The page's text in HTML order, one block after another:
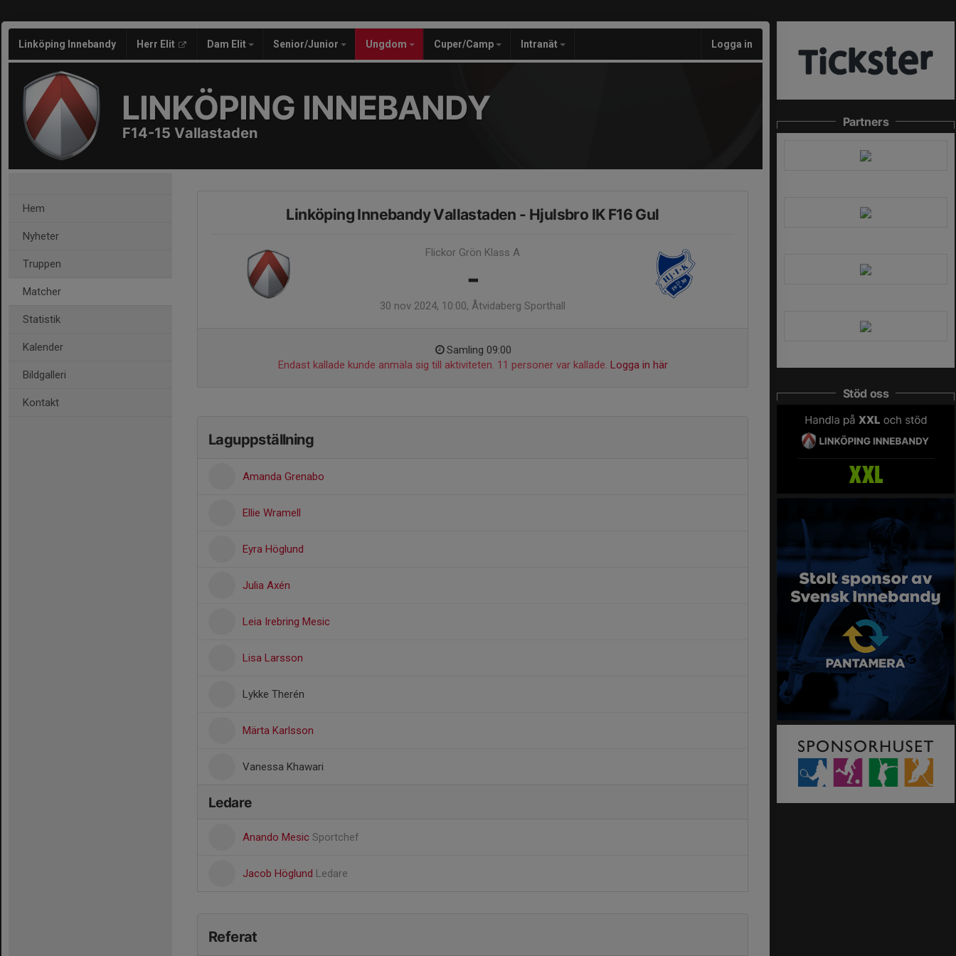
Linköping Innebandy Herr Elit Dam Elit Senior/Junior Ungdom Cuper/Camp Intranät Logga in
LINKÖPING INNEBANDY
F14-15 Vallastaden
Hem
Nyheter
Truppen
Matcher
Statistik
Kalender
Bildgalleri
Kontakt
Linköping Innebandy Vallastaden - Hjulsbro IK F16 Gul
Flickor Grön Klass A
-
30 nov 2024, 10:00, Åtvidaberg Sporthall
Samling 09:00
Endast kallade kunde anmäla sig till aktiviteten. 11 personer var kallade. Logga in här
Laguppställning
Amanda Grenabo
Ellie Wramell
Eyra Höglund
Julia Axén
Leia Irebring Mesic
Lisa Larsson
Lykke Therén
Märta Karlsson
Vanessa Khawari
Ledare
Anando Mesic Sportchef
Jacob Höglund Ledare
Referat
Partners
Stöd oss